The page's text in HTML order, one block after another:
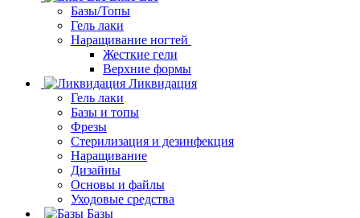
Базы/Топы
Гель лаки
Наращивание ногтей
Жесткие гели
Верхние формы
Ликвидация
Гель лаки
Базы и топы
Фрезы
Стерилизация и дезинфекция
Наращивание
Дизайны
Основы и файлы
Уходовые средства
Базы